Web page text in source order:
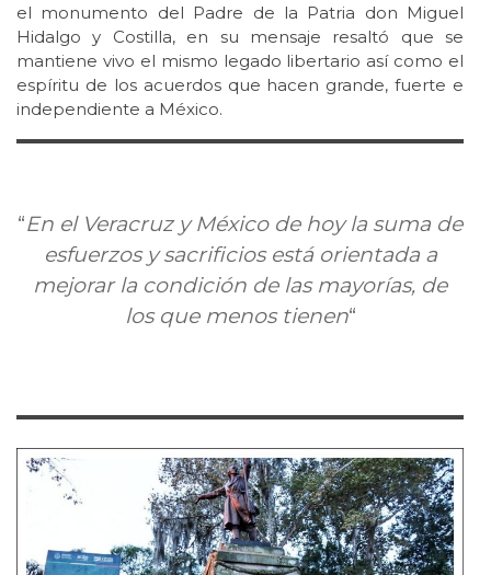
el monumento del Padre de la Patria don Miguel
Hidalgo y Costilla, en su mensaje resaltó que se
mantiene vivo el mismo legado libertario así como el
espíritu de los acuerdos que hacen grande, fuerte e
independiente a México.
“En el Veracruz y México de hoy la suma de
esfuerzos y sacrificios está orientada a
mejorar la condición de las mayorías, de
los que menos tienen“